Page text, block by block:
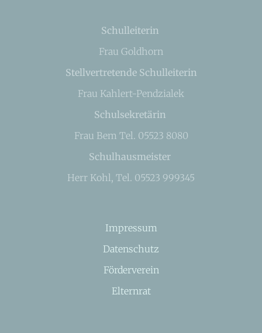
Schulleiterin
Frau Goldhorn
Stellvertretende Schulleiterin
Frau Kahlert-Pendzialek
Schulsekretärin
Frau Bem Tel. 05523 8080
Schulhausmeister
Herr Kohl, Tel. 05523 999345
Impressum
Datenschutz
Förderverein
Elternrat